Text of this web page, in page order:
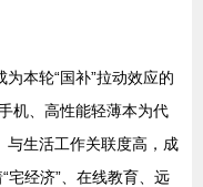
本轮“国补”拉动效应的
机、高性能轻薄本为代
与生活工作关联度高，成
宅经济”、在线教育、远